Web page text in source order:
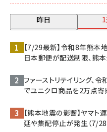
昨日
【7/29最新】令和8年熊本
日本郵便が配送制限、熊
ファーストリテイリング、
でユニクロ商品を2万点
【熊本地震の影響】ヤマト
延や集配停止が発生（7/28